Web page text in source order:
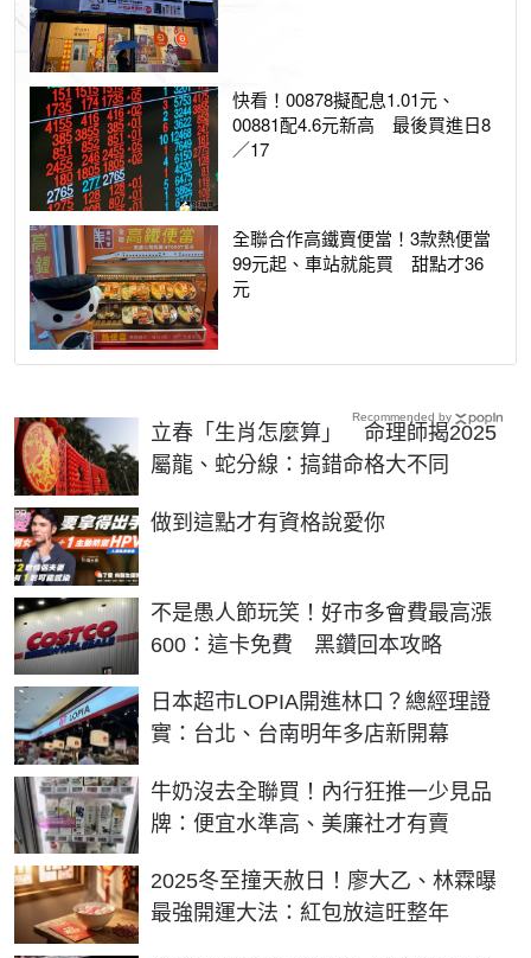
快看！00878擬配息1.01元、
00881配4.6元新高 最後買進日8
／17
全聯合作高鐵賣便當！3款熱便當
99元起、車站就能買 甜點才36
元
立春「生肖怎麼算」 命理師揭2025
屬龍、蛇分線：搞錯命格大不同
做到這點才有資格說愛你
PR
不是愚人節玩笑！好市多會費最高漲
600：這卡免費 黑鑽回本攻略
日本超市LOPIA開進林口？總經理證
實：台北、台南明年多店新開幕
牛奶沒去全聯買！內行狂推一少見品
牌：便宜水準高、美廉社才有賣
2025冬至撞天赦日！廖大乙、林霖曝
最強開運大法：紅包放這旺整年
Recommended by